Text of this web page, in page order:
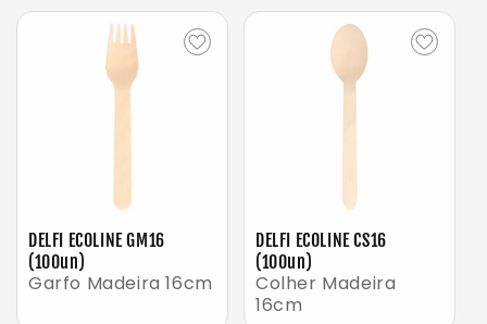
DELFI ECOLINE GM16
(100un)
Garfo Madeira 16cm
DELFI ECOLINE CS16
(100un)
Colher Madeira
16cm